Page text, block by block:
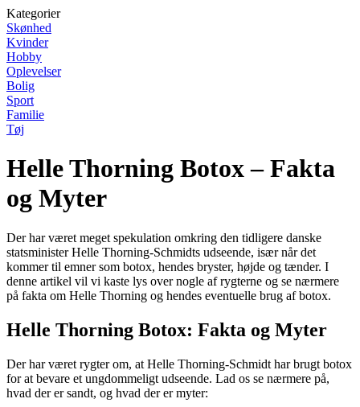
Kategorier
Skønhed
Kvinder
Hobby
Oplevelser
Bolig
Sport
Familie
Tøj
Helle Thorning Botox – Fakta
og Myter
Der har været meget spekulation omkring den tidligere danske
statsminister Helle Thorning-Schmidts udseende, især når det
kommer til emner som botox, hendes bryster, højde og tænder. I
denne artikel vil vi kaste lys over nogle af rygterne og se nærmere
på fakta om Helle Thorning og hendes eventuelle brug af botox.
Helle Thorning Botox: Fakta og Myter
Der har været rygter om, at Helle Thorning-Schmidt har brugt botox
for at bevare et ungdommeligt udseende. Lad os se nærmere på,
hvad der er sandt, og hvad der er myter: